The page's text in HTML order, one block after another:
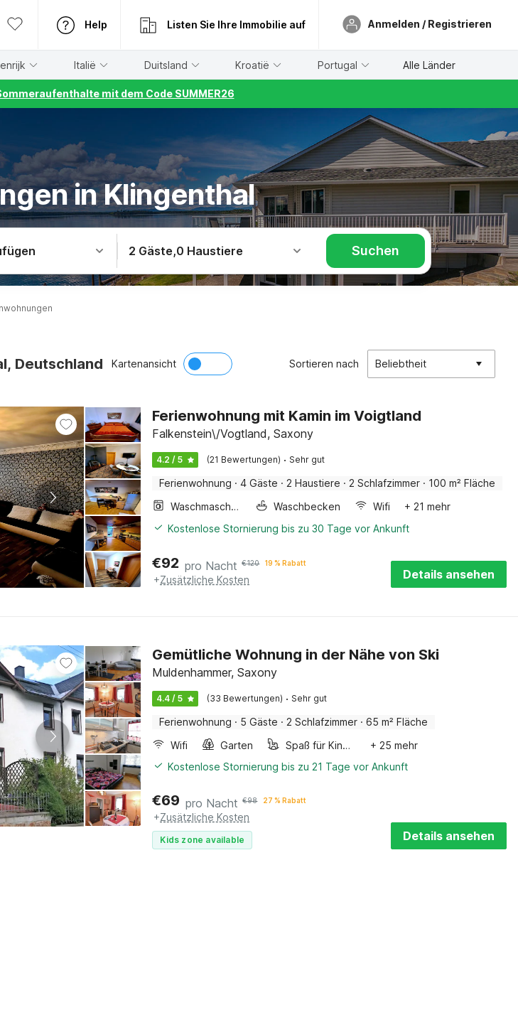
Help Listen Sie Ihre Immobilie auf Anmelden / Registrieren
Italië Duitsland Kroatië Portugal Alle Länder
mit dem Code SUMMER26
in Klingenthal
2 Gäste,0 Haustiere Suchen
Deutschland Kartenansicht Sortieren nach Beliebtheit
Ferienwohnung mit Kamin im Voigtland
Falkenstein\/Vogtland, Saxony
4.2 / 5 (21 Bewertungen) · Sehr gut
Ferienwohnung · 4 Gäste · 2 Haustiere · 2 Schlafzimmer · 100 m² Fläche
Waschmaschine
Waschbecken Wifi
+ 21 mehr
Kostenlose Stornierung bis zu 30 Tage vor Ankunft
€92 pro Nacht €120 19 % Rabatt
+Zusätzliche Kosten Details ansehen
Gemütliche Wohnung in der Nähe von Ski
Muldenhammer, Saxony
4.4 / 5 (33 Bewertungen) · Sehr gut
Ferienwohnung · 5 Gäste · 2 Schlafzimmer · 65 m² Fläche
Wifi
Garten Spaß für Kinder
+ 25 mehr
Kostenlose Stornierung bis zu 21 Tage vor Ankunft
€69 pro Nacht €98 27 % Rabatt
+Zusätzliche Kosten
Kids zone available Details ansehen